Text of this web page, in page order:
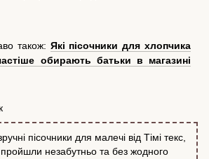
також: Які пісочники для хлопчика
обирають батьки в магазині
пісочники для малечі від Тімі текс,
пройшли незабутньо та без жодного